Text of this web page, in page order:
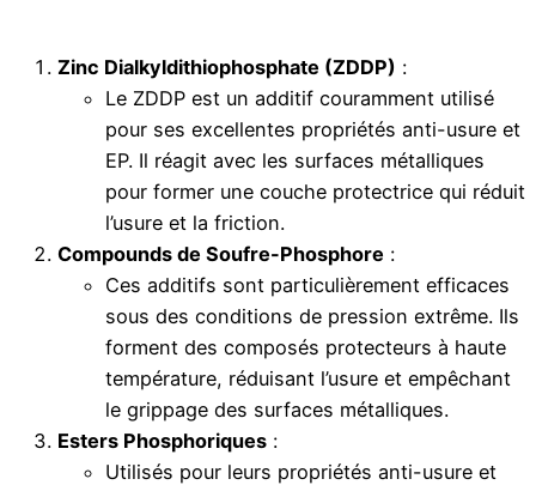
Zinc Dialkyldithiophosphate (ZDDP) :
Le ZDDP est un additif couramment utilisé
pour ses excellentes propriétés anti-usure et
EP. Il réagit avec les surfaces métalliques
pour former une couche protectrice qui réduit
l’usure et la friction.
Compounds de Soufre-Phosphore :
Ces additifs sont particulièrement efficaces
sous des conditions de pression extrême. Ils
forment des composés protecteurs à haute
température, réduisant l’usure et empêchant
le grippage des surfaces métalliques.
Esters Phosphoriques :
Utilisés pour leurs propriétés anti-usure et